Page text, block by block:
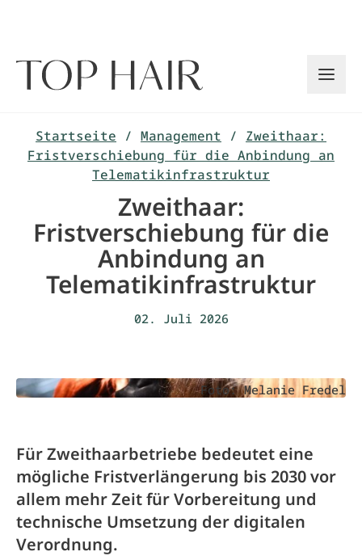
Startseite / Management / Zweithaar:
Fristverschiebung für die Anbindung an
Telematikinfrastruktur
Zweithaar:
Fristverschiebung für die
Anbindung an
Telematikinfrastruktur
02. Juli 2026
Foto: Melanie Fredel
Für Zweithaarbetriebe bedeutet eine
mögliche Fristverlängerung bis 2030 vor
allem mehr Zeit für Vorbereitung und
technische Umsetzung der digitalen
Verordnung.